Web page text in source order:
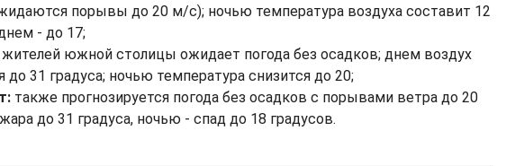
порывы до 20 м/с); ночью температура воздуха составит 12
- до 17;
жителей южной столицы ожидает погода без осадков; днем воздух
до 31 градуса; ночью температура снизится до 20;
также прогнозируется погода без осадков с порывами ветра до 20
до 31 градуса, ночью - спад до 18 градусов.